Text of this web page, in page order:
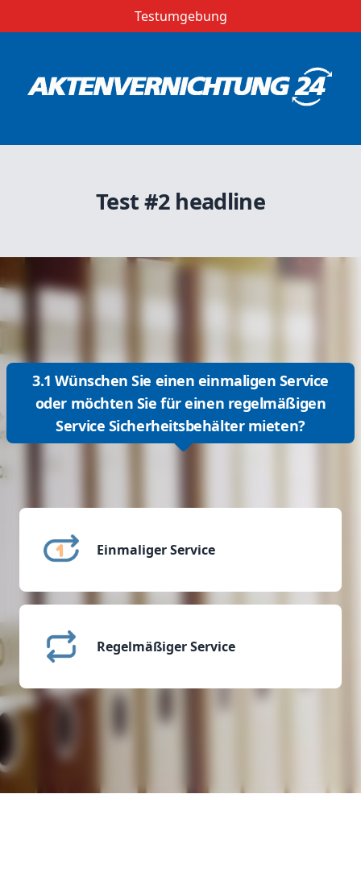
Testumgebung
Test #2 headline
3.1 Wünschen Sie einen einmaligen Service
oder möchten Sie für einen regelmäßigen
Service Sicherheitsbehälter mieten?
Einmaliger Service
Regelmäßiger Service